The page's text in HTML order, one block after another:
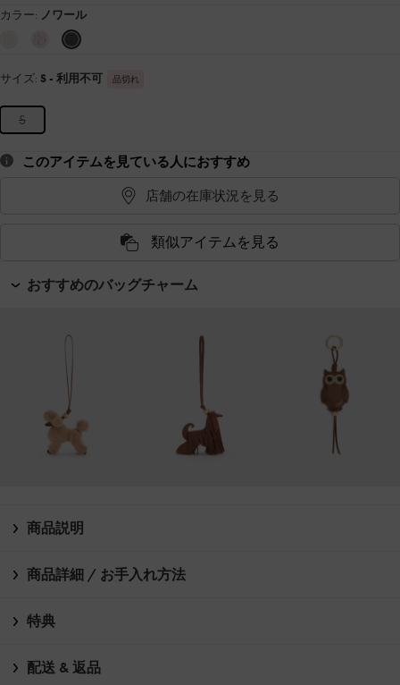
カラー: ノワール
サイズ: S - 利用不可 品切れ
S
このアイテムを見ている人におすすめ
店舗の在庫状況を見る
類似アイテムを見る
おすすめのバッグチャーム
商品説明
商品詳細 / お手入れ方法
特典
配送 & 返品